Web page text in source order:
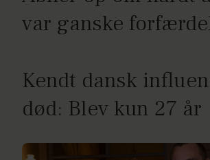
var ganske
Kendt dansk
død: Blev kun 27 år